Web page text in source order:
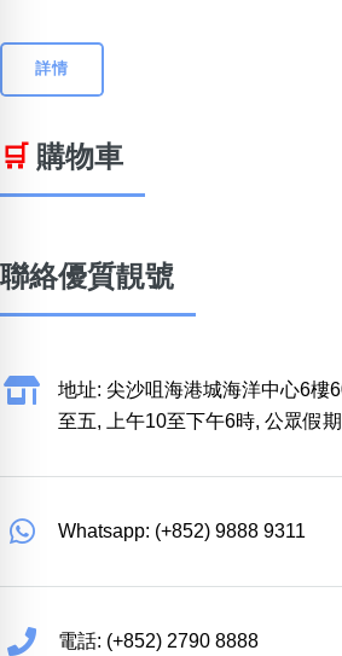
詳情
🛒 購物車
聯絡優質靚號
地址: 尖沙咀海港城海洋中心6樓
至五, 上午10至下午6時, 公眾假
Whatsapp: (+852) 9888 9311
電話: (+852) 2790 8888